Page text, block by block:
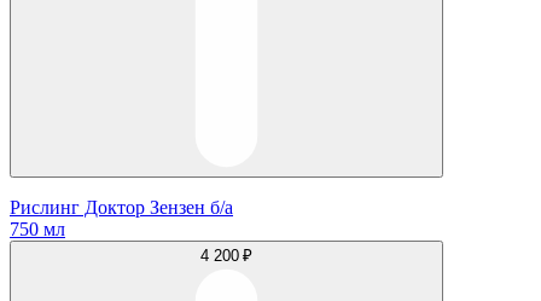
Рислинг Доктор Зензен б/а
750 мл
4 200 ₽